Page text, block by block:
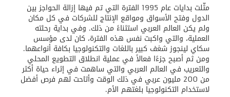
مثّلت بدايات عام 1995 الفترة التي تم فيها إزالة الحواجز بين
الدول وفتح الأسواق ومواقع الإنتاج للشركات في كل مكان
ولم يكن العالم العربي استثناءً من ذلك. وفي بداية رحلته
العملية، والتي واكبت نفس هذه الفترة، كان لدى مؤسس
سكاي لينجوز شغف كبير باللغات والتكنولوجيا بكافة أنواعهما.
ومن ثم أصبح جزءًا فعالاً في عملية انطلاق التطويع المحلي
والتعريب في العالم العربي والتي ساهمت في إثراء حياة أكثر
من 200 مليون عربي في ذلك الوقت وأتاحت لهم فرص أفضل
لاستخدام التكنولوجيا بلغتهم الأم.